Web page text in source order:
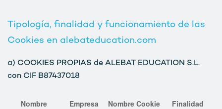
Tipología, finalidad y funcionamiento de las
Cookies en alebateducation.com
a) COOKIES PROPIAS de ALEBAT EDUCATION S.L.
con CIF B87437018
Nombre Empresa Nombre Cookie Finalidad